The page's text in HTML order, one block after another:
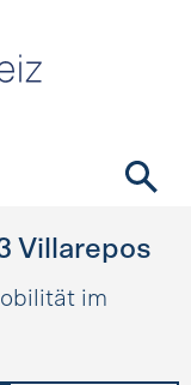
Villarepos
im